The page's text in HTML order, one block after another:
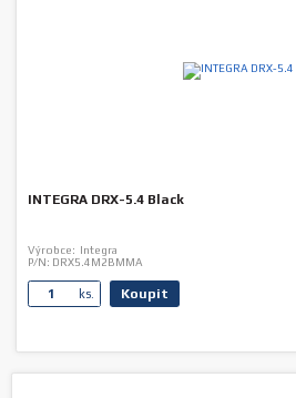
INTEGRA DRX-5.4 Black
Výrobce: Integra
P/N: DRX5.4M2BMMA
ks. Koupit